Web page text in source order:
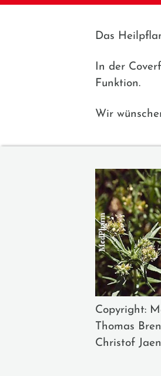
Das
In der
Funktion.
Wir
Copyright:
Thomas
Christof